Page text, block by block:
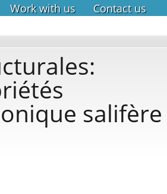
Work with us Contact us
salifère